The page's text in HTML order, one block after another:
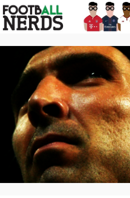
Search
Prodotti
Scarpe
Maglie
Accessori
Magazine Roba